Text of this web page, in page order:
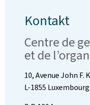
Kontakt
Centre de
et de
10, Avenue John F.
L-1855 Luxembourg